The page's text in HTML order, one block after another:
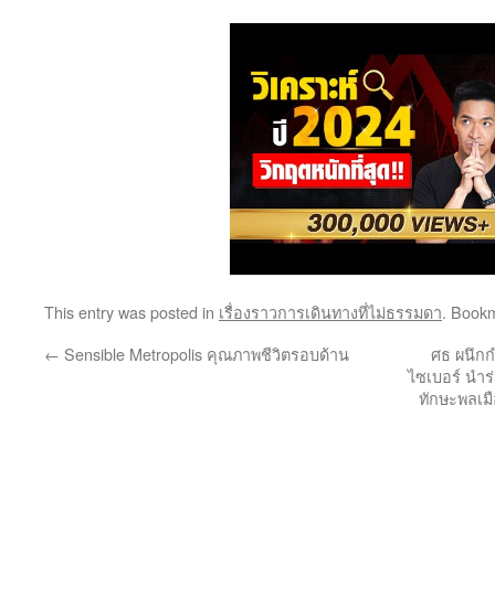
This entry was posted in เรื่องราวการเดินทางที่ไม่ธรรมดา.
← Sensible Metropolis คุณภาพชีวิตรอบด้าน
ศธ ผนึก
ไซเบอร์ นำ
ทักษะพลเ